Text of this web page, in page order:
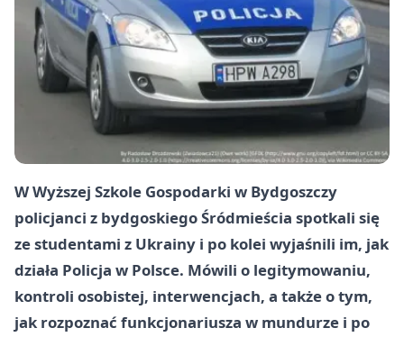
W Wyższej Szkole Gospodarki w Bydgoszczy
policjanci z bydgoskiego Śródmieścia spotkali się
ze studentami z Ukrainy i po kolei wyjaśnili im, jak
działa Policja w Polsce. Mówili o legitymowaniu,
kontroli osobistej, interwencjach, a także o tym,
jak rozpoznać funkcjonariusza w mundurze i po